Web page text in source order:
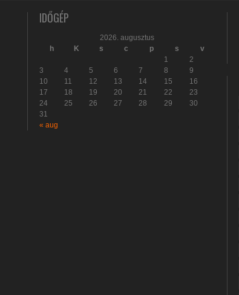
IDŐGÉP
2026. augusztus
h
K s c p s
v
1
2
3
4 5 6 7 8
9
10
11 12 13 14 15
16
17
18 19 20 21 22
23
24
25 26 27 28 29
30
31
« aug